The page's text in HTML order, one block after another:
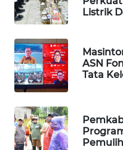
Listrik
ASN
Tata
MAWAKA
ID
MARTABAT
NET
PLN
WATCH